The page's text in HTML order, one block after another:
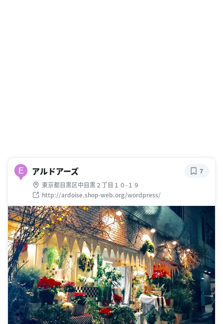
E アルドアーズ
東京都目黒区中目黒２丁目１０-１９
http://ardoise.shop-web.org/wordpress/
7